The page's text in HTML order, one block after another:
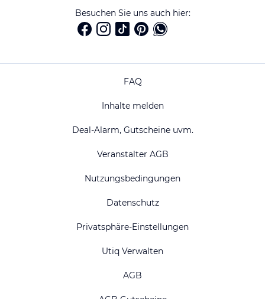
Besuchen Sie uns auch hier:
FAQ
Inhalte melden
Deal-Alarm, Gutscheine uvm.
Veranstalter AGB
Nutzungsbedingungen
Datenschutz
Privatsphäre-Einstellungen
Utiq Verwalten
AGB